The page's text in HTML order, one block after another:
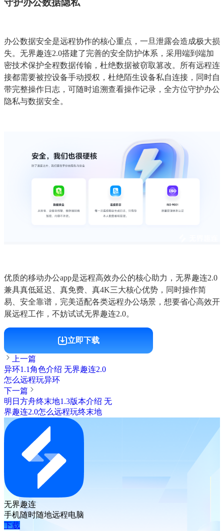
守护办公数据隐私
办公数据安全是远程协作的核心重点，一旦泄露会造成极大损
失。无界趣连2.0搭建了完善的安全防护体系，采用端到端加
密技术保护全程数据传输，杜绝数据被窃取篡改。所有远程连
接都需要被控设备手动授权，杜绝陌生设备私自连接，同时自
带完整操作日志，可随时追溯查看操作记录，全方位守护办公
隐私与数据安全。
优质的移动办公app是远程高效办公的核心助力，无界趣连2.0
兼具真低延迟、真免费、真4K三大核心优势，同时操作简
易、安全靠谱，完美适配各类远程办公场景，想要省心高效开
展远程工作，不妨试试无界趣连2.0。
立即下载
上一篇
异环1.1角色介绍 无界趣连2.0
怎么远程玩异环
下一篇
明日方舟终末地1.3版本介绍 无
界趣连2.0怎么远程玩终末地
无界趣连
手机随时随地远程电脑
下载